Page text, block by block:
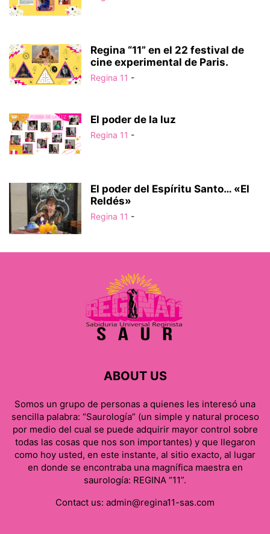
Regina “11” en el 22 festival de
cine experimental de Paris.
Regina 11 -
El poder de la luz
Regina 11 -
El poder del Espíritu Santo… «El
Reldés»
Regina 11 -
ABOUT US
Somos un grupo de personas a quienes les interesó una
sencilla palabra: “Saurología” (un simple y natural proceso
por medio del cual se puede adquirir mayor control sobre
todas las cosas que nos son importantes) y que llegaron
como hoy usted, en este instante, al sitio exacto, al lugar
en donde se encontraba una magnífica maestra en
saurología: REGINA “11”.
Contact us: admin@regina11-sas.com